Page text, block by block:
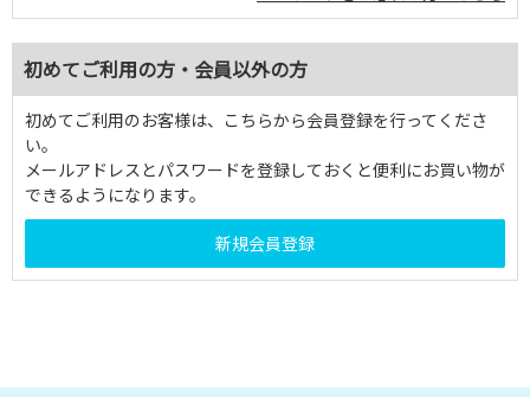
初めてご利用の方・会員以外の方
初めてご利用のお客様は、こちらから会員登録を行ってくださ
い。
メールアドレスとパスワードを登録しておくと便利にお買い物が
できるようになります。